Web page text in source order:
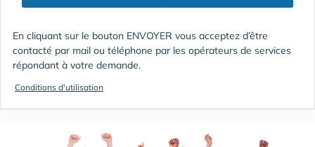
En cliquant sur le bouton ENVOYER vous acceptez d’être
contacté par mail ou téléphone par les opérateurs de services
répondant à votre demande.
Conditions d'utilisation